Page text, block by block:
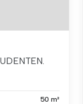
50 m²